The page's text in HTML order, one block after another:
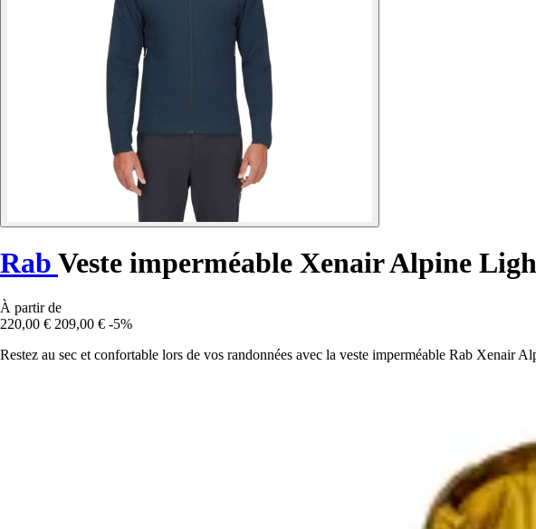
Rab Veste imperméable Xenair Alpine
À partir de
220,00 € 209,00 € -5%
Restez au sec et confortable lors de vos randonnées avec la veste imperméable Rab Xenair